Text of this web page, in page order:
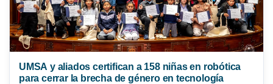
UMSA y aliados certifican a 158 niñas en robótica
para cerrar la brecha de género en tecnología